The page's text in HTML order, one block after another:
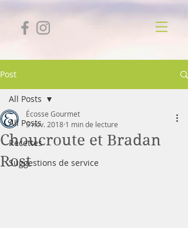
Post
All Posts
Recettes
Suggestions de service
All Posts
Choucroute et Bradan
Rost
Écosse Gourmet
5 nov. 2018 1 min de lecture